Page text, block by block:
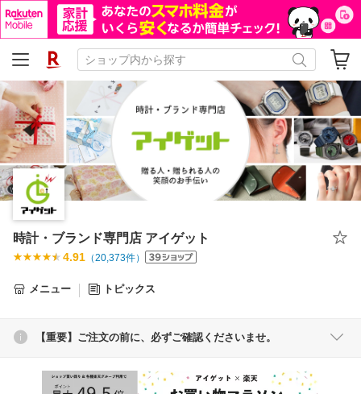
時計・ブランド専門店 アイゲット
4.91 （20,373件）
メニュー トピックス
【重要】ご注文の前に、必ずご確認くださいませ。